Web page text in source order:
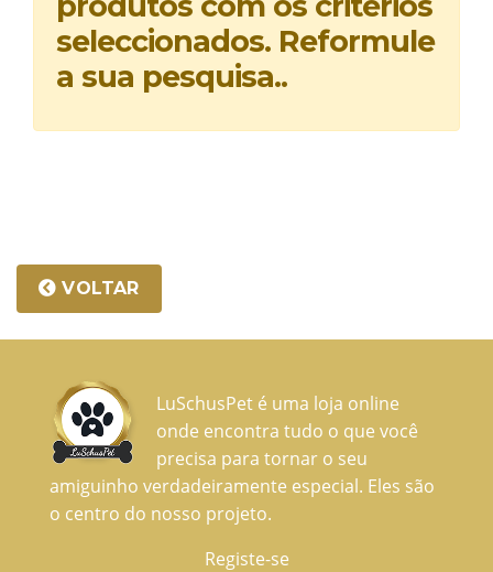
seleccionados. Reformule
a sua pesquisa..
VOLTAR
LuSchusPet é uma loja online
onde encontra tudo o que você
precisa para tornar o seu
amiguinho verdadeiramente especial. Eles são
o centro do nosso projeto.
Registe-se